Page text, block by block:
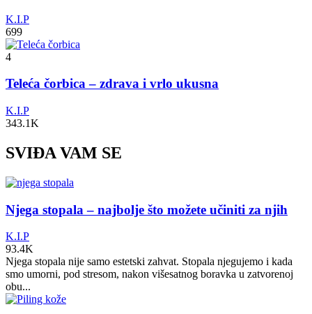
K.I.P
699
4
Teleća čorbica – zdrava i vrlo ukusna
K.I.P
343.1K
SVIĐA VAM SE
Njega stopala – najbolje što možete učiniti za njih
K.I.P
93.4K
Njega stopala nije samo estetski zahvat. Stopala njegujemo i kada
smo umorni, pod stresom, nakon višesatnog boravka u zatvorenoj
obu...